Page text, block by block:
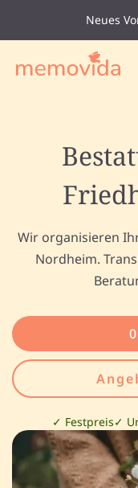
Neues
Wir organisieren
Nordheim.
✓ Festpreis✓